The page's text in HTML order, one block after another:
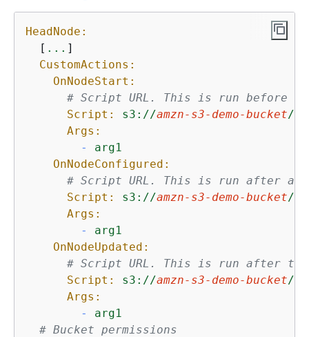
HeadNode:
  [
... ]
CustomActions:
OnNodeStart:
# Script URL. This is run before
Script:
s3://amzn-s3-demo-bucket/
Args:
-
arg1
OnNodeConfigured:
# Script URL. This is run after
Script:
s3://amzn-s3-demo-bucket/
Args:
-
arg1
OnNodeUpdated:
# Script URL. This is run after the
Script:
s3://amzn-s3-demo-bucket/
Args:
-
arg1
# Bucket permissions